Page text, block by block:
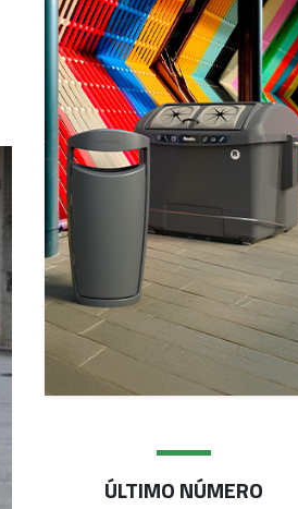
ÚLTIMO NÚMERO